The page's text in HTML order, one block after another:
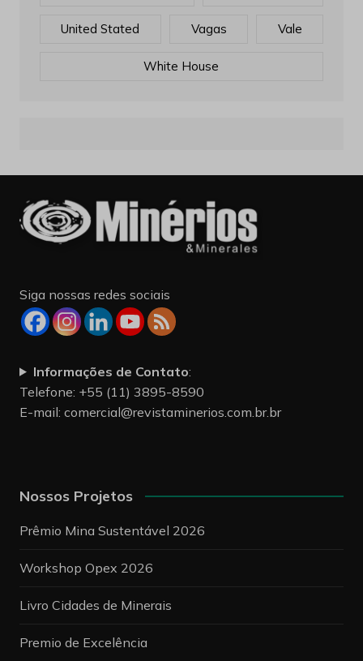
United Stated Vagas Vale
White House
Siga nossas redes sociais
Informações de Contato:
Telefone: +55 (11) 3895-8590
E-mail: comercial@revistaminerios.com.br.br
Nossos Projetos
Prêmio Mina Sustentável 2026
Workshop Opex 2026
Livro Cidades de Minerais
Premio de Excelência